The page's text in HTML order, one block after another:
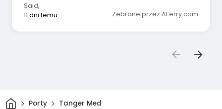
Said,
11 dni temu
Zebrane przez AFerry.com
DomPorty Tanger Med